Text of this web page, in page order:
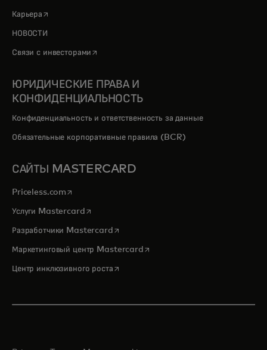
Карьера opens in a new tab
НОВОСТИ
Связи с инвесторами opens in a new tab
ЮРИДИЧЕСКИЕ ПРАВА И
КОНФИДЕНЦИАЛЬНОСТЬ
Конфиденциальность и ответственность за данные
Обязательные корпоративные правила (BCR)
САЙТЫ MASTERCARD
Priceless.com opens in a new tab
Услуги Mastercardopens in a new tab
Разработчики Mastercardopens in a new tab
Маркетинговый центр Mastercardopens in a new tab
Центр инклюзивного ростаopens in a new tab